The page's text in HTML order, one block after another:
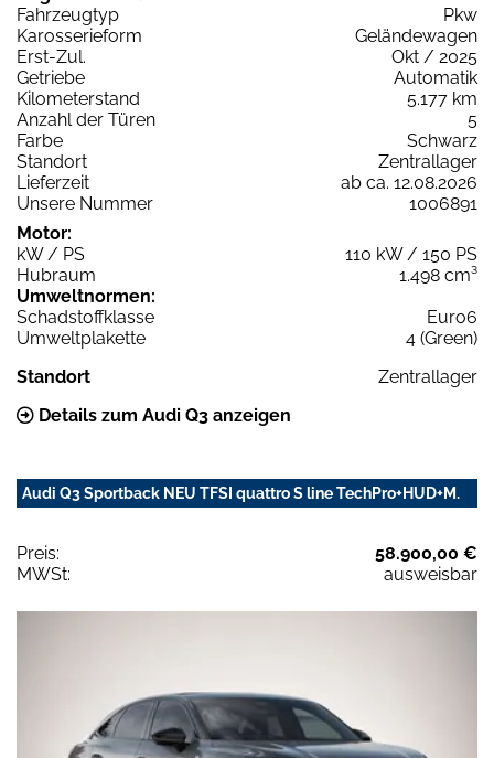
Fahrzeugtyp
Pkw
Karosserieform
Geländewagen
Erst-Zul.
Okt / 2025
Getriebe
Automatik
Kilometerstand
5.177 km
Anzahl der Türen
5
Farbe
Schwarz
Standort
Zentrallager
Lieferzeit
ab ca. 12.08.2026
Unsere Nummer
1006891
Motor:
kW / PS
110 kW / 150 PS
Hubraum
1.498 cm³
Umweltnormen:
Schadstoffklasse
Euro6
Umweltplakette
4 (Green)
Standort
Zentrallager
Details zum Audi Q3 anzeigen
Audi Q3 Sportback NEU TFSI quattro S line TechPro+HUD+M.
Preis:
58.900,00 €
MWSt:
ausweisbar